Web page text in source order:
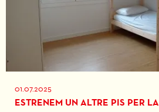
01.07.2025
ESTRENEM UN ALTRE PIS PER